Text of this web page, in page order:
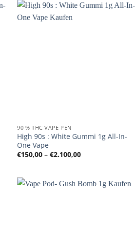
90 % THC VAPE PEN
High 90s : White Gummi 1g All-In-
One Vape
€150,00 –€2.100,00Preisspanne: